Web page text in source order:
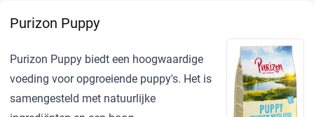
Purizon Puppy
Purizon Puppy biedt een hoogwaardige
voeding voor opgroeiende puppy's. Het is
samengesteld met natuurlijke